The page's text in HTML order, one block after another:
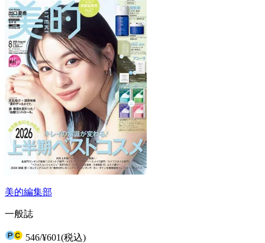
美的編集部
一般誌
546/¥601(税込)